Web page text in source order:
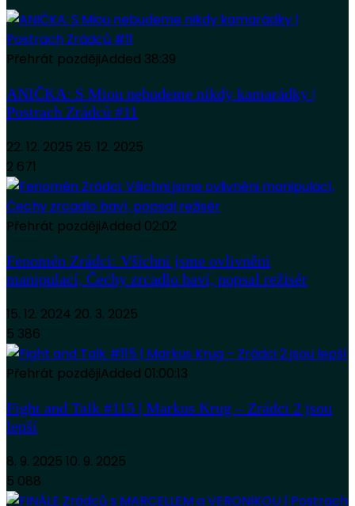
Přehrát pozdějiAdded 38:39
ANIČKA: S Miou nebudeme nikdy kamarádky |
Postrach Zrádců #11
22. 12. 2025 25. 12. 2025
2 671
Přehrát pozdějiAdded 02:02
Fenomén Zrádci: Všichni jsme ovlivněni
manipulací, Čechy zrcadlo baví, popsal režisér
15. 12. 2024 20. 3. 2025
5 386
Přehrát pozdějiAdded 01:00:13
Fight and Talk #115 | Markus Krug – Zrádci 2 jsou
lepší
8. 9. 2025 10. 9. 2025
5 088